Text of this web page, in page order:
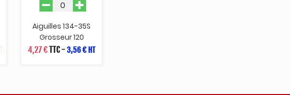
Aiguilles 134-35S
Grosseur 120
4,27 €TTC-3,56 € HT